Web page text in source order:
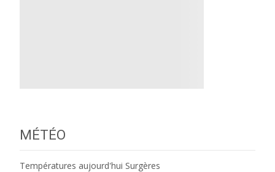
MÉTÉO
Températures aujourd'hui Surgères